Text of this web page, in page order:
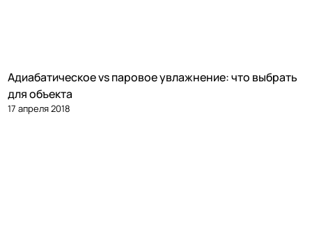
Увлажнение
Адиабатическое vs паровое увлажнение: что выбрать
для объекта
17 апреля 2018